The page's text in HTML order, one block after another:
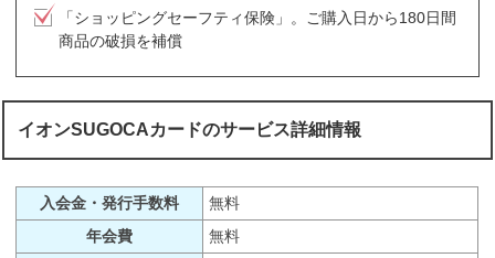
「ショッピングセーフティ保険」。ご購入日から180日間
商品の破損を補償
イオンSUGOCAカードのサービス詳細情報
入会金・発行手数料
無料
年会費
無料